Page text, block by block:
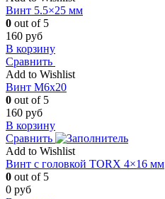
Винт 5.5×25 мм
0 out of 5
160 руб
В корзину
Сравнить
Add to Wishlist
Винт M6x20
0 out of 5
160 руб
В корзину
Сравнить
Add to Wishlist
Винт с головкой TORX 4×16 мм
0 out of 5
0 руб